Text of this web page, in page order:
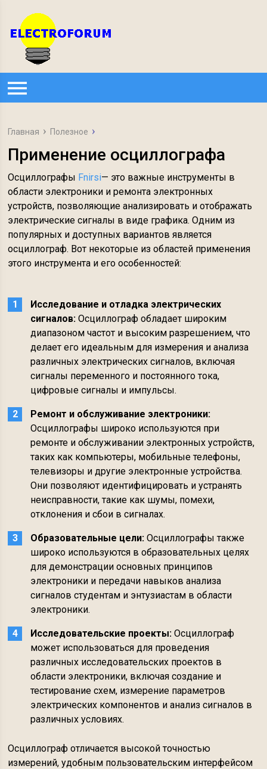
Главная Полезное
Применение осциллографа
Осциллографы Fnirsi— это важные инструменты в
области электроники и ремонта электронных
устройств, позволяющие анализировать и отображать
электрические сигналы в виде графика. Одним из
популярных и доступных вариантов является
осциллограф. Вот некоторые из областей применения
этого инструмента и его особенностей:
Исследование и отладка электрических
сигналов: Осциллограф обладает широким
диапазоном частот и высоким разрешением, что
делает его идеальным для измерения и анализа
различных электрических сигналов, включая
сигналы переменного и постоянного тока,
цифровые сигналы и импульсы.
Ремонт и обслуживание электроники:
Осциллографы широко используются при
ремонте и обслуживании электронных устройств,
таких как компьютеры, мобильные телефоны,
телевизоры и другие электронные устройства.
Они позволяют идентифицировать и устранять
неисправности, такие как шумы, помехи,
отклонения и сбои в сигналах.
Образовательные цели: Осциллографы также
широко используются в образовательных целях
для демонстрации основных принципов
электроники и передачи навыков анализа
сигналов студентам и энтузиастам в области
электроники.
Исследовательские проекты: Осциллограф
может использоваться для проведения
различных исследовательских проектов в
области электроники, включая создание и
тестирование схем, измерение параметров
электрических компонентов и анализ сигналов в
различных условиях.
Осциллограф отличается высокой точностью
измерений, удобным пользовательским интерфейсом